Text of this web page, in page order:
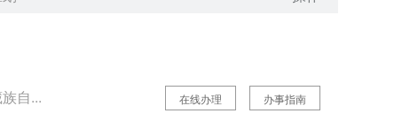
自... 办事指南
在线办理